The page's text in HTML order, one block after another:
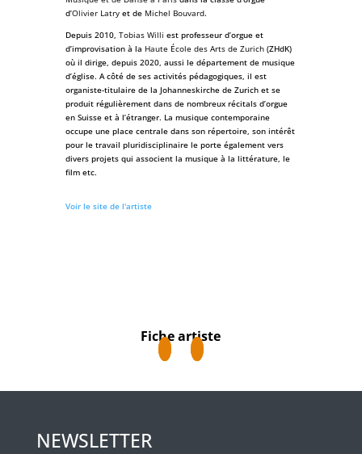
d’Olivier Latryet de Michel Bouvard.
Depuis 2010, Tobias Willi est professeur d’orgue et
d’improvisation à la Haute École des Arts de Zurich(ZHdK)
où il dirige, depuis 2020, aussi le département de musique
d’église. A côté de ses activités pédagogiques, il est
organiste-titulaire de la Johanneskirche de Zurich et se
produit régulièrement dans de nombreux récitals d’orgue
en Suisse et à l’étranger. La musique contemporaine
occupe une place centrale dans son répertoire, son intérêt
pour le travail pluridisciplinaire le porte également vers
divers projets qui associent la musique à la littérature, le
film etc.
Voir le site de l'artiste
Fiche artiste
NEWSLETTER